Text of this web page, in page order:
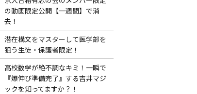
の動画限定公開【一週間】で消
去！
潜在構文をマスターして医学部を
狙う生徒・保護者限定！
高校数学が絶不調なキミ！一瞬で
『爆伸び準備完了』する吉井マジ
ックを知ってますか？！